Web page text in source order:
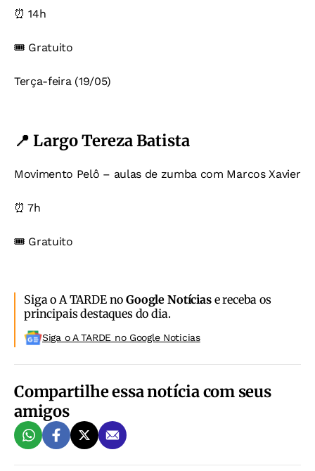
⏰ 14h
🎟️ Gratuito
Terça-feira (19/05)
📍 Largo Tereza Batista
Movimento Pelô – aulas de zumba com Marcos Xavier
⏰ 7h
🎟️ Gratuito
Siga o A TARDE noGoogle Notíciase receba os
principais destaques do dia.
Siga o A TARDE no Google Noticias
Compartilhe essa notícia com seus
amigos